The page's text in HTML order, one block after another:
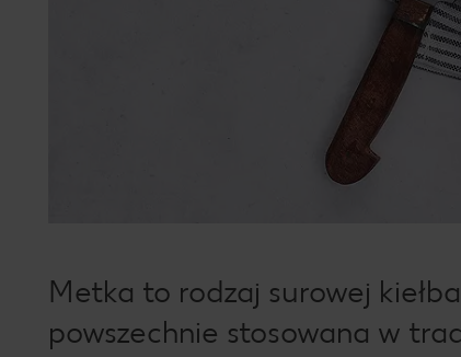
Metka to rodzaj surowej
powszechnie stosowana w